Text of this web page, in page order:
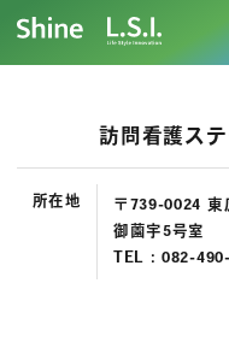
訪問看護ス
所在地
〒739-0024 東
御薗宇5号室
TEL :082-